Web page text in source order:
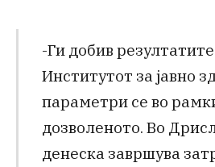
-Ги добив
Институтот за јавно
параметри се во
дозволеното. Во
денеска завршува